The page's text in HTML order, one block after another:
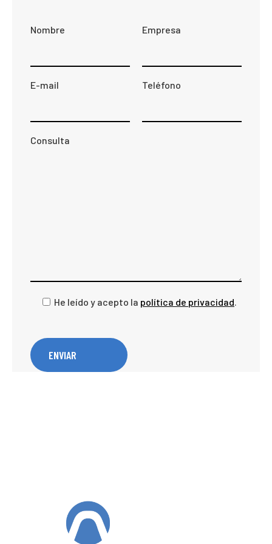
Nombre Empresa
E-mail Teléfono
Consulta
He leído y acepto la política de privacidad.